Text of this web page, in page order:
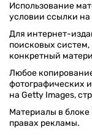
Использование
условии ссылки на
Для интернет-
поисковых систем,
конкретный
Любое
фотографических
на Getty Images,
Материалы в
правах рекламы.